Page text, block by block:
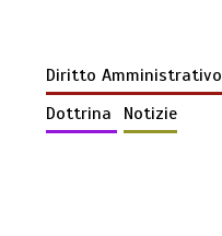
Diritto Amministrativo
Dottrina
Notizie